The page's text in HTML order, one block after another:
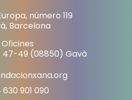
número 119
Barcelona
Oficines
47-49 (08850) Gavà
630 901 090